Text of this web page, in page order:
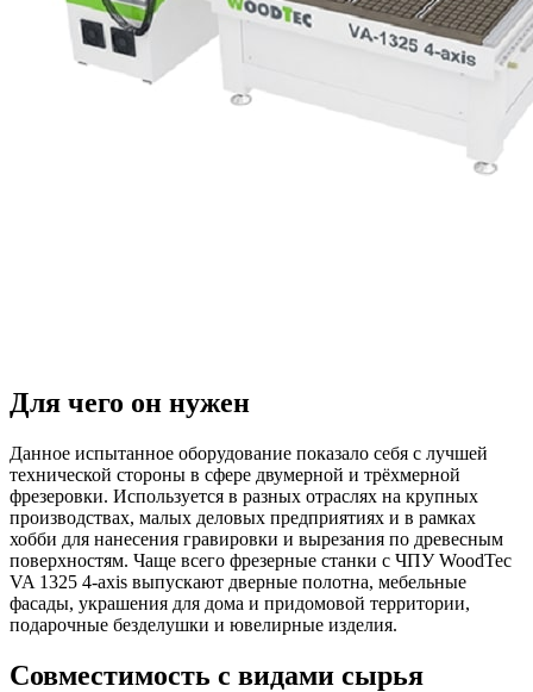
Для чего он нужен
Данное испытанное оборудование показало себя с лучшей
технической стороны в сфере двумерной и трёхмерной
фрезеровки. Используется в разных отраслях на крупных
производствах, малых деловых предприятиях и в рамках
хобби для нанесения гравировки и вырезания по древесным
поверхностям. Чаще всего фрезерные станки с ЧПУ WoodTec
VA 1325 4-axis выпускают дверные полотна, мебельные
фасады, украшения для дома и придомовой территории,
подарочные безделушки и ювелирные изделия.
Совместимость с видами сырья